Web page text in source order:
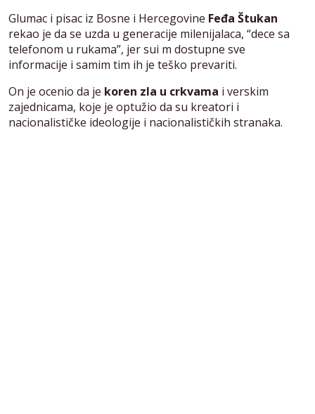
Glumac i pisac iz Bosne i Hercegovine Feđa Štukan
rekao je da se uzda u generacije milenijalaca, “dece sa
telefonom u rukama”, jer sui m dostupne sve
informacije i samim tim ih je teško prevariti.
On je ocenio da je koren zla u crkvama i verskim
zajednicama, koje je optužio da su kreatori i
nacionalističke ideologije i nacionalističkih stranaka.